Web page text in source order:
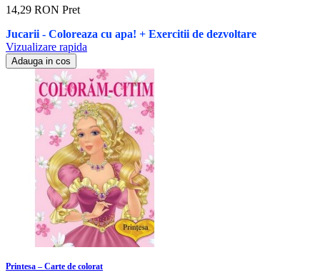
14,29 RON Pret
Jucarii - Coloreaza cu apa! + Exercitii de dezvoltare
Vizualizare rapida
Adauga in cos
Printesa – Carte de colorat